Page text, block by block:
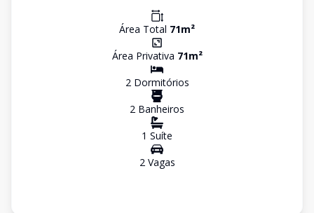
Área Total 71m²
Área Privativa 71m²
2Dormitórios
2 Banheiros
1 Suíte
2Vagas